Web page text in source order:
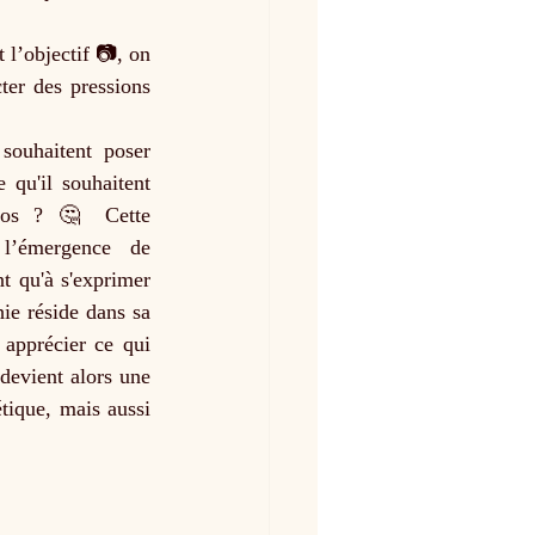
l’objectif 📷, on
des pressions
poser
qu'il souhaitent
? 🤔 Cette
de
qu'à s'exprimer
réside dans sa
ce qui
alors une
mais aussi